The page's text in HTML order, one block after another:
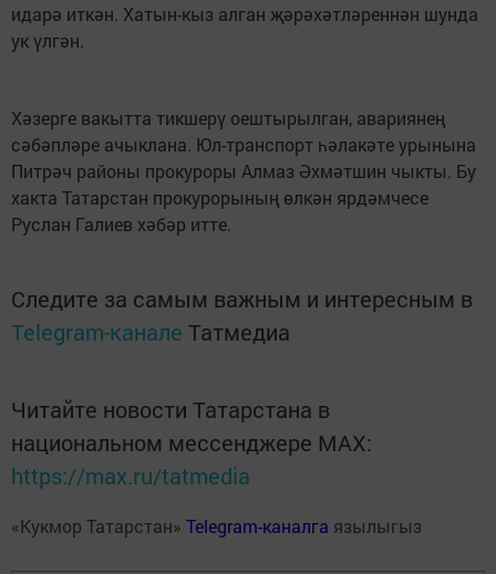
идарә иткән. Хатын-кыз алган җәрәхәтләреннән шунда
ук үлгән.
Хәзерге вакытта тикшерү оештырылган, авариянең
сәбәпләре ачыклана. Юл-транспорт һәлакәте урынына
Питрәч районы прокуроры Алмаз Әхмәтшин чыкты. Бу
хакта Татарстан прокурорының өлкән ярдәмчесе
Руслан Галиев хәбәр итте.
Следите за самым важным и интересным в
Telegram-канале Татмедиа
Читайте новости Татарстана в
национальном мессенджере MАХ:
https://max.ru/tatmedia
«Кукмор Татарстан» Telegram-каналга язылыгыз